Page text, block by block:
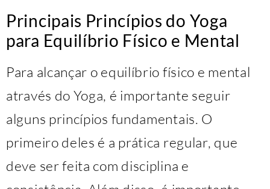
Principais Princípios do Yoga
para Equilíbrio Físico e Mental
Para alcançar o equilíbrio físico e mental
através do Yoga, é importante seguir
alguns princípios fundamentais. O
primeiro deles é a prática regular, que
deve ser feita com disciplina e